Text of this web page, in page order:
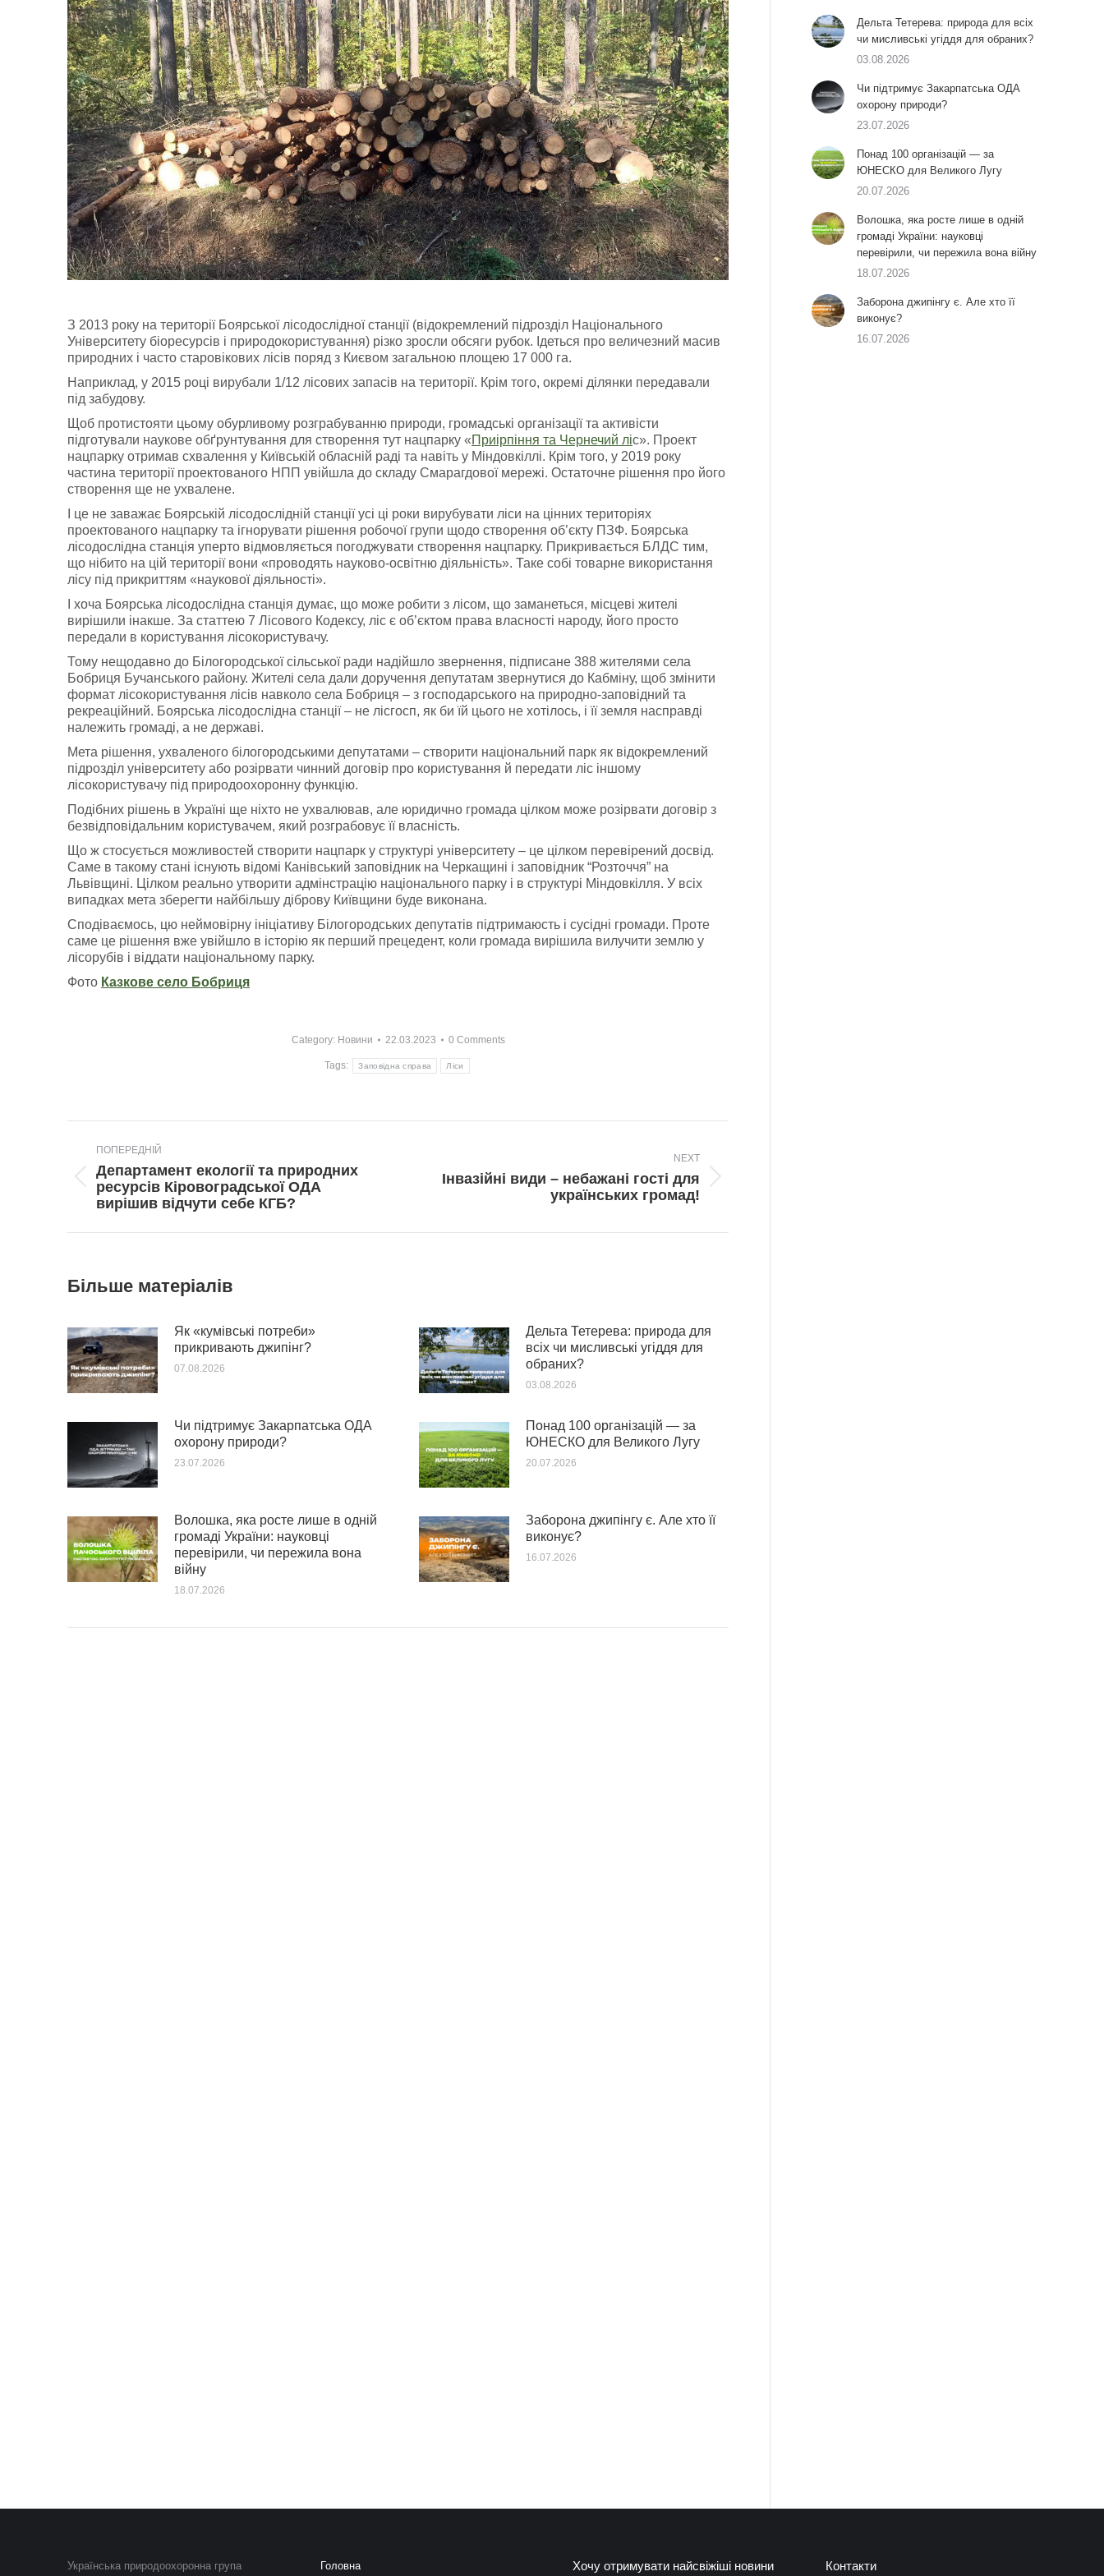
З 2013 року на території Боярської лісодослідної станції (відокремлений підрозділ Національного
Університету біоресурсів і природокористування) різко зросли обсяги рубок. Ідеться про величезний масив
природних і часто старовікових лісів поряд з Києвом загальною площею 17 000 га.
Наприклад, у 2015 році вирубали 1/12 лісових запасів на території. Крім того, окремі ділянки передавали
під забудову.
Щоб протистояти цьому обурливому розграбуванню природи, громадські організації та активісти
підготували наукове обґрунтування для створення тут нацпарку «Приірпіння та Чернечий ліс». Проект
нацпарку отримав схвалення у Київській обласній раді та навіть у Міндовкіллі. Крім того, у 2019 року
частина території проектованого НПП увійшла до складу Смарагдової мережі. Остаточне рішення про його
створення ще не ухвалене.
І це не заважає Боярській лісодослідній станції усі ці роки вирубувати ліси на цінних територіях
проектованого нацпарку та ігнорувати рішення робочої групи щодо створення об’єкту ПЗФ. Боярська
лісодослідна станція уперто відмовляється погоджувати створення нацпарку. Прикривається БЛДС тим,
що нібито на цій території вони «проводять науково-освітню діяльність». Таке собі товарне використання
лісу під прикриттям «наукової діяльності».
І хоча Боярська лісодослідна станція думає, що може робити з лісом, що заманеться, місцеві жителі
вирішили інакше. За статтею 7 Лісового Кодексу, ліс є об’єктом права власності народу, його просто
передали в користування лісокористувачу.
Тому нещодавно до Білогородської сільської ради надійшло звернення, підписане 388 жителями села
Бобриця Бучанського району. Жителі села дали доручення депутатам звернутися до Кабміну, щоб змінити
формат лісокористування лісів навколо села Бобриця – з господарського на природно-заповідний та
рекреаційний. Боярська лісодослідна станції – не лісгосп, як би їй цього не хотілось, і її земля насправді
належить громаді, а не державі.
Мета рішення, ухваленого білогородськими депутатами – створити національний парк як відокремлений
підрозділ університету або розірвати чинний договір про користування й передати ліс іншому
лісокористувачу під природоохоронну функцію.
Подібних рішень в Україні ще ніхто не ухвалював, але юридично громада цілком може розірвати договір з
безвідповідальним користувачем, який розграбовує її власність.
Що ж стосується можливостей створити нацпарк у структурі університету – це цілком перевірений досвід.
Саме в такому стані існують відомі Канівський заповідник на Черкащині і заповідник “Розточчя” на
Львівщині. Цілком реально утворити адмінстрацію національного парку і в структурі Міндовкілля. У всіх
випадках мета зберегти найбільшу діброву Київщини буде виконана.
Сподіваємось, цю неймовірну ініціативу Білогородських депутатів підтримаюсть і сусідні громади. Проте
саме це рішення вже увійшло в історію як перший прецедент, коли громада вирішила вилучити землю у
лісорубів і віддати національному парку.
Фото Казкове село Бобриця
Category: Новини 22.03.2023 0 Comments
Tags: Заповідна справа Ліси
navigation
ПОПЕРЕДНІЙ
Попередній
пост:
Департамент екології та природних
ресурсів Кіровоградської ОДА
вирішив відчути себе КГБ?
NEXT
NextІнвазійні види – небажані гості для
українських громад!
Більше матеріалів
Як «кумівські потреби»
прикривають джипінг?
07.08.2026
Дельта Тетерева: природа для
всіх чи мисливські угіддя для
обраних?
03.08.2026
Чи підтримує Закарпатська ОДА
охорону природи?
23.07.2026
Понад 100 організацій — за
ЮНЕСКО для Великого Лугу
20.07.2026
Волошка, яка росте лише в одній
громаді України: науковці
перевірили, чи пережила вона
війну
18.07.2026
Заборона джипінгу є. Але хто її
виконує?
16.07.2026
Дельта Тетерева: природа для всіх
чи мисливські угіддя для обраних?
03.08.2026
Чи підтримує Закарпатська ОДА
охорону природи?
23.07.2026
Понад 100 організацій — за
ЮНЕСКО для Великого Лугу
20.07.2026
Волошка, яка росте лише в одній
громаді України: науковці
перевірили, чи пережила вона війну
18.07.2026
Заборона джипінгу є. Але хто її
виконує?
16.07.2026
Українська природоохоронна група
Головна Хочу отримувати найсвіжіші новини Контакти